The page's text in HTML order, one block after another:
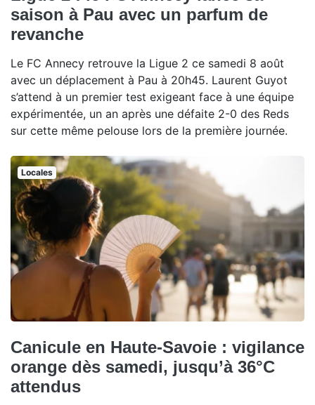
saison à Pau avec un parfum de
revanche
Le FC Annecy retrouve la Ligue 2 ce samedi 8 août
avec un déplacement à Pau à 20h45. Laurent Guyot
s’attend à un premier test exigeant face à une équipe
expérimentée, un an après une défaite 2-0 des Reds
sur cette même pelouse lors de la première journée.
Locales
Canicule en Haute-Savoie : vigilance
orange dès samedi, jusqu’à 36°C
attendus